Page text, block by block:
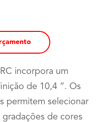
incorpora um
de 10,4 ”. Os
permitem selecionar
de cores